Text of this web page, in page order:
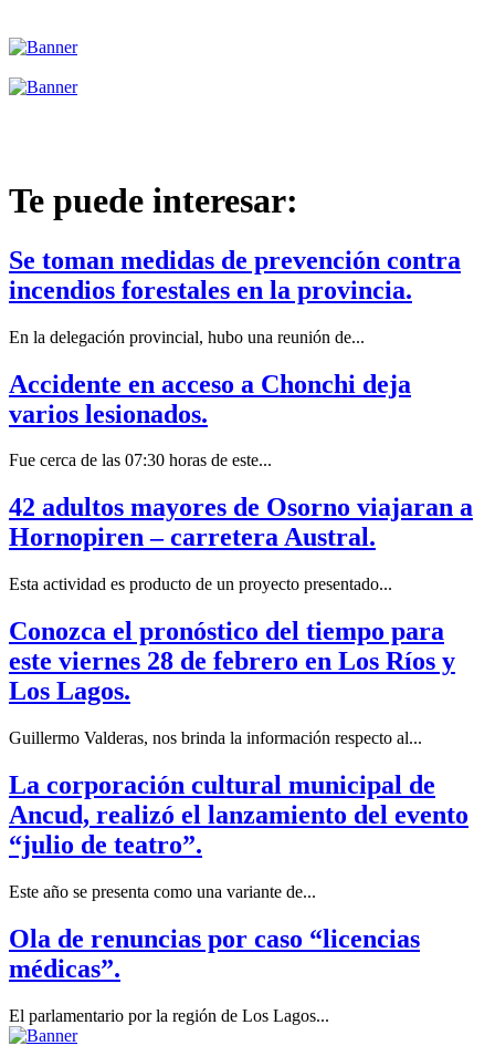
Te puede interesar:
Se toman medidas de prevención contra
incendios forestales en la provincia.
En la delegación provincial, hubo una reunión de...
Accidente en acceso a Chonchi deja
varios lesionados.
Fue cerca de las 07:30 horas de este...
42 adultos mayores de Osorno viajaran a
Hornopiren – carretera Austral.
Esta actividad es producto de un proyecto presentado...
Conozca el pronóstico del tiempo para
este viernes 28 de febrero en Los Ríos y
Los Lagos.
Guillermo Valderas, nos brinda la información respecto al...
La corporación cultural municipal de
Ancud, realizó el lanzamiento del evento
“julio de teatro”.
Este año se presenta como una variante de...
Ola de renuncias por caso “licencias
médicas”.
El parlamentario por la región de Los Lagos...